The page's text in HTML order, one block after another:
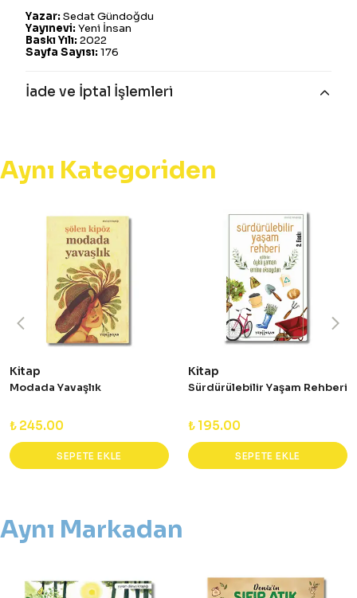
Yazar: Sedat Gündoğdu
Yayınevi: Yeni İnsan
Baskı Yılı: 2022
Sayfa Sayısı: 176
İade ve İptal İşlemleri
Aynı Kategoriden
Kitap
Modada Yavaşlık
₺ 245.00
SEPETE EKLE
Kitap
Sürdürülebilir Yaşam Rehberi
₺ 195.00
SEPETE EKLE
Aynı Markadan